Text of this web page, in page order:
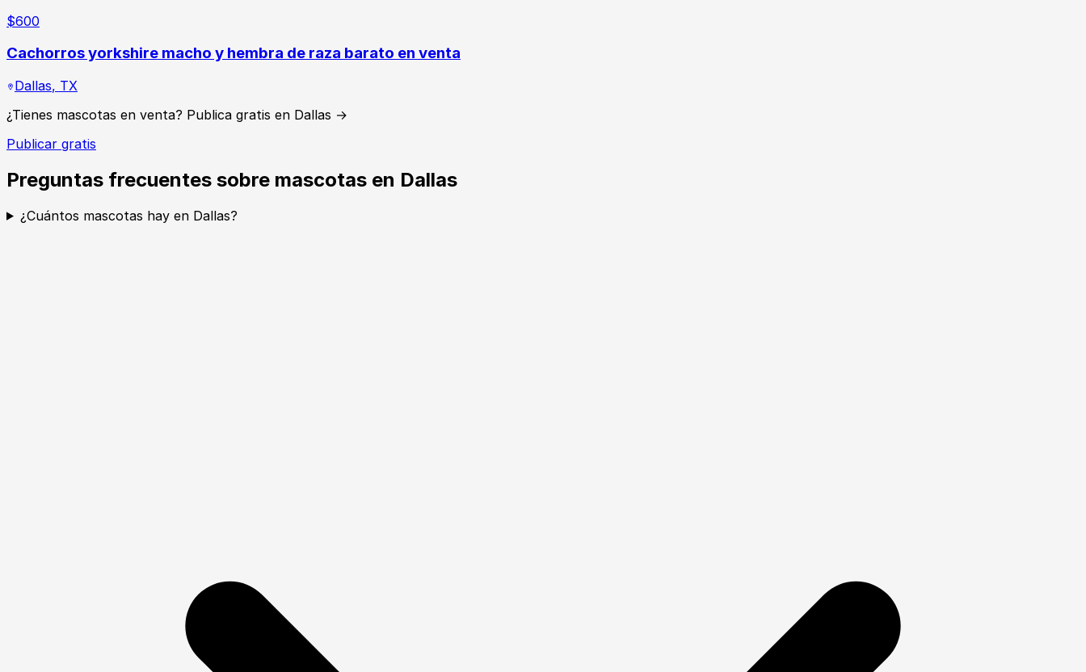
$600
Cachorros yorkshire macho y hembra de raza barato en venta
Dallas, TX
¿Tienes mascotas en venta? Publica gratis en Dallas →
Publicar gratis
Preguntas frecuentes sobre mascotas en Dallas
¿Cuántos mascotas hay en Dallas?